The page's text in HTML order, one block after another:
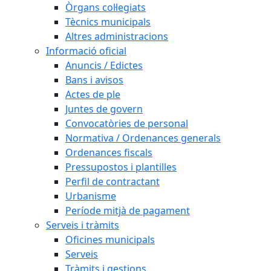
Òrgans col·legiats
Tècnics municipals
Altres administracions
Informació oficial
Anuncis / Edictes
Bans i avisos
Actes de ple
Juntes de govern
Convocatòries de personal
Normativa / Ordenances generals
Ordenances fiscals
Pressupostos i plantilles
Perfil de contractant
Urbanisme
Període mitjà de pagament
Serveis i tràmits
Oficines municipals
Serveis